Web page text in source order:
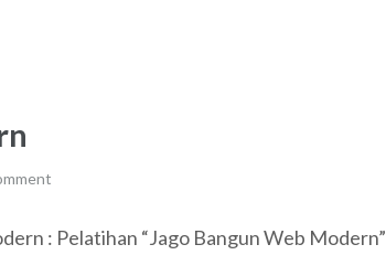
: Pelatihan “Jago Bangun Web Modern”